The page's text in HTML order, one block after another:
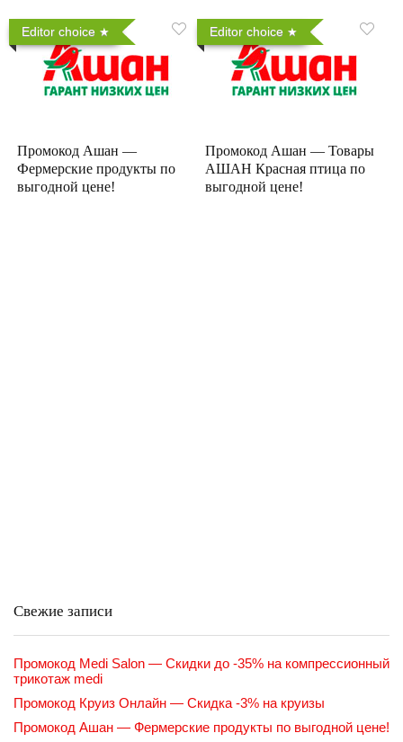
Editor choice
Промокод Ашан —
Фермерские продукты по
выгодной цене!
Editor choice
Промокод Ашан — Товары
АШАН Красная птица по
выгодной цене!
Свежие записи
Промокод Medi Salon — Скидки до -35% на компрессионный
трикотаж medi
Промокод Круиз Онлайн — Скидка -3% на круизы
Промокод Ашан — Фермерские продукты по выгодной цене!